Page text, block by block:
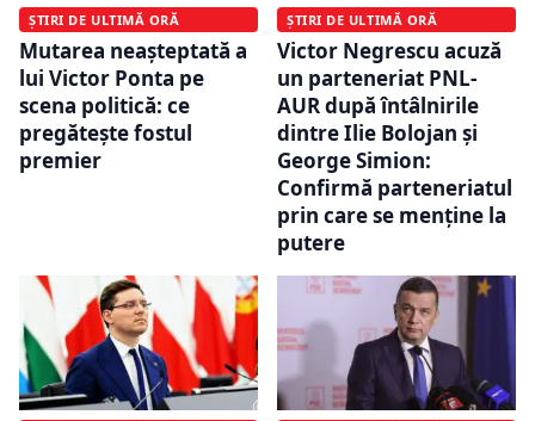
ȘTIRI DE ULTIMĂ ORĂ
Mutarea neașteptată a
lui Victor Ponta pe
scena politică: ce
pregătește fostul
premier
ȘTIRI DE ULTIMĂ ORĂ
Victor Negrescu acuză
un parteneriat PNL-
AUR după întâlnirile
dintre Ilie Bolojan și
George Simion:
Confirmă parteneriatul
prin care se menține la
putere